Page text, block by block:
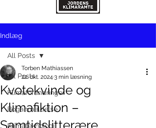
Indlæg
All Posts
Klimaforandringer
Boganmeldelse
Klimateknologi
All Posts
Kvotekvinde og
Klimafiktion –
Samtidslitterære
Torben Mathiassen
22. okt. 2024 3 min læsning